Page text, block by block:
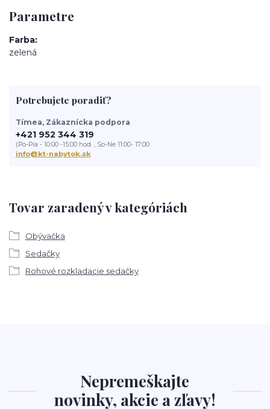
Parametre
Farba
zelená
Tovar zaradený v kategóriách
Obývačka
Sedačky
Rohové rozkladacie sedačky
Potrebujete poradiť?
Tímea, Zákaznícka podpora
+421 952 344 319
(Po-Pia - 10:00 -15:00 hod. , So-Ne 11:00- 17:00
info@kt-nabytok.sk
Nepremeškajte
novinky, akcie a zľavy!